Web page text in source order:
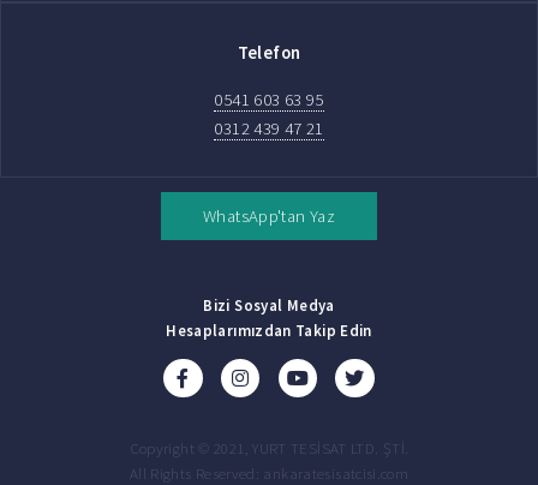
Telefon
0541 603 63 95
0312 439 47 21
WhatsApp'tan Yaz
Bizi Sosyal Medya
Hesaplarımızdan Takip Edin
Copyright © 2021, YURT TESİSAT LTD. ŞTİ.
All Rights Reserved: ankaratesisatcisi.com